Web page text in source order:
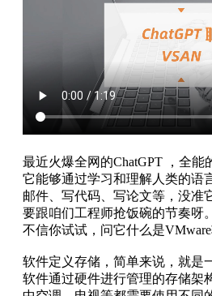
最近火爆全网的ChatGPT ，全能
它能够通过学习和理解人类的语
邮件、写代码、写论文等，没准
要跟咱们工程师抢饭碗的节奏呀。
不信你试试，问它什么是
软件定义存储，简单来说，就是
软件通过硬件进行管理的存储架